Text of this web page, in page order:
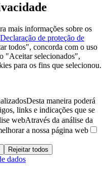
mais informações sobre os
Declaração de proteção de
todos", concorda com o uso
"Aceitar selecionados",
para os fins que selecionou.
Desta maneira poderá
links e indicações que se
webAtravés da análise da
a nossa página web
Rejeitar todos
dados